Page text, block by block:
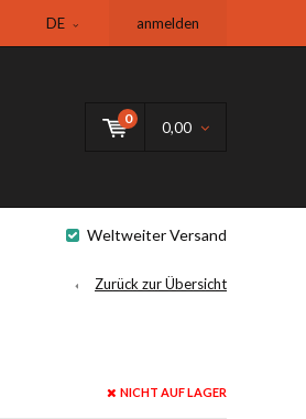
DE anmelden
0
0,00
Weltweiter Versand
Zurück zur Übersicht
NICHT AUF LAGER